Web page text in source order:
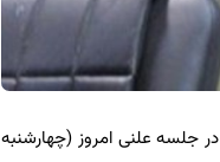
در جلسه علنی امروز (چهارشنبه